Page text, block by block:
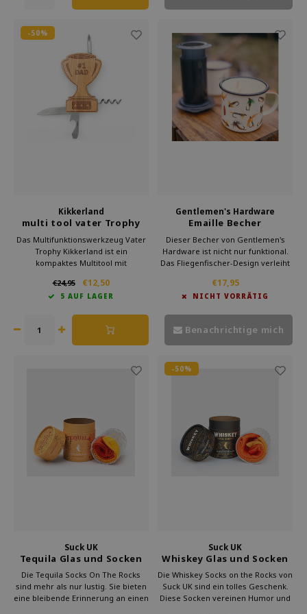
-50%
Kikkerland
multi tool vater Trophy
Das Multifunktionswerkzeug Vater
Trophy Kikkerland ist ein
kompaktes Multitool mit
Kreuzschlitzschraubendreher,
Schlitzschraubendreher und
Vatertag und für den täglichen
Gebrauch.
€24,95 €12,50
5 AUF LAGER
Gentlemen's Hardware
Emaille Becher
Fliegenfischen 500ml
Dieser Becher von Gentlemen's
Hardware ist nicht nur funktional.
Das Fliegenfischer-Design verleiht
Kombinieren Sie den Becher mit
anderen Outdoor-Accessoires. Der
€17,95
NICHT VORRÄTIG
Benachrichtige mich
Suck UK
Tequila Glas und Socken
Geschenksatz
Die Tequila Socks On The Rocks
sind mehr als nur lustig. Sie bieten
eine bleibende Erinnerung an einen
-50%
Suck UK
Whiskey Glas und Socken
Geschenksatz
Die Whiskey Socks on the Rocks von
Suck UK sind ein tolles Geschenk.
Diese Socken vereinen Humor und